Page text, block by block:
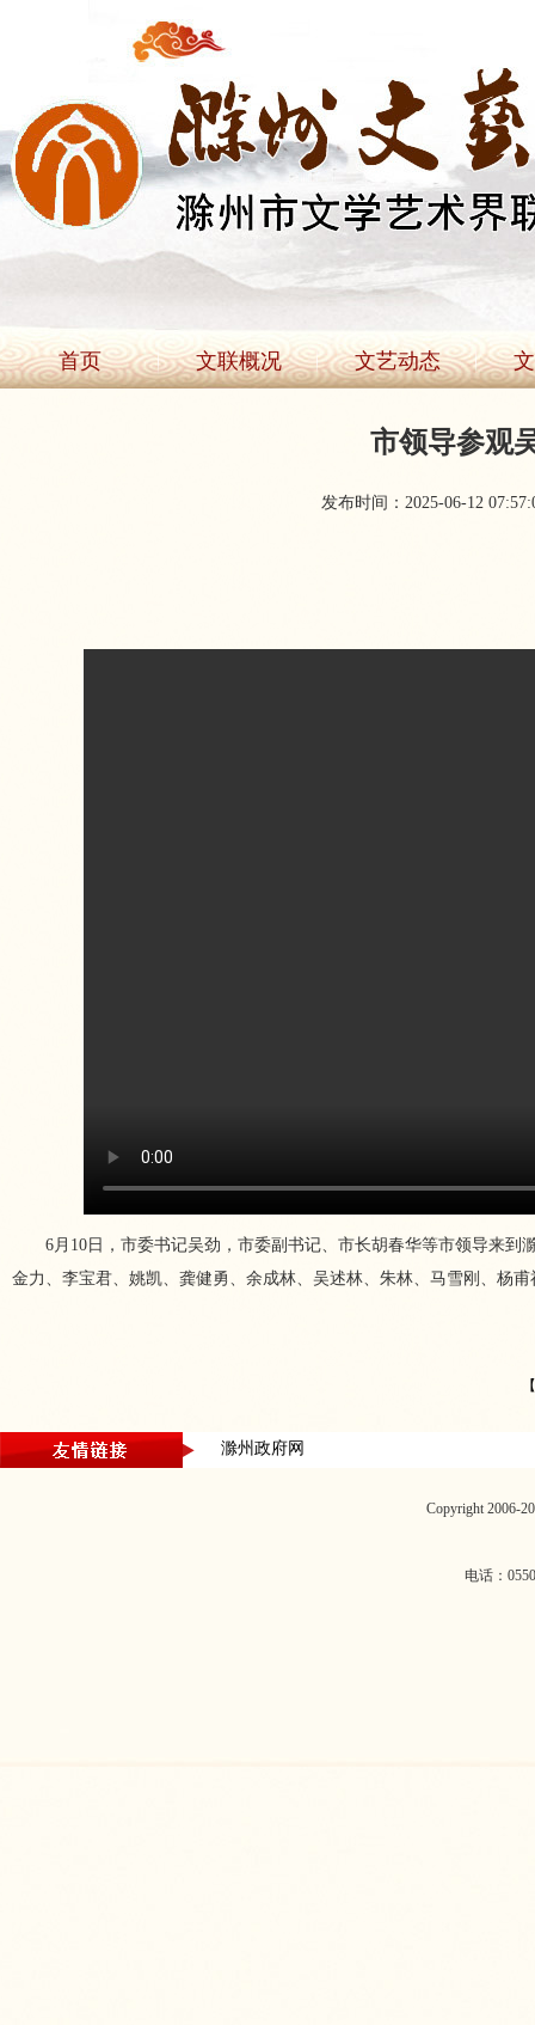
首页 文联概况 文艺动态
市领导参观
发布时间：2025-06-12
6月10日，市委书记吴劲，市委副书记、市长胡春华等市领导来
金力、李宝君、姚凯、龚健勇、余成林、吴述林、朱林、马雪刚、杨
滁州政府网
Copyright 2006-
电话：